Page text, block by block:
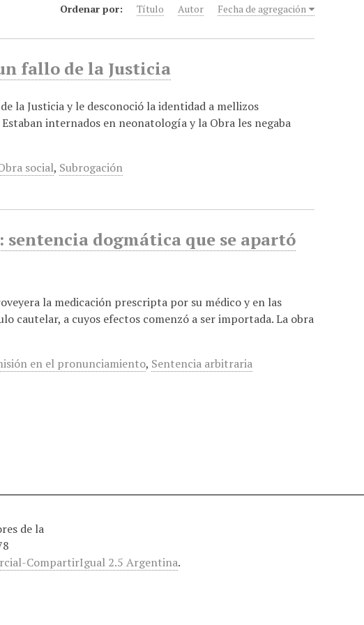
Ordenar por: Título Autor Fecha de agregación
fallo de la Justicia
la Justicia y le desconoció la identidad a mellizos
internados en neonatología y la Obra les negaba
social, Subrogación
dogmática que se apartó
la medicación prescripta por su médico y en las
cautelar, a cuyos efectos comenzó a ser importada. La obra
en el pronunciamiento, Sentencia arbitraria
de la
CompartirIgual 2.5 Argentina.